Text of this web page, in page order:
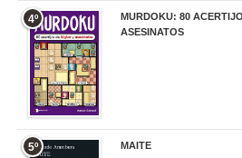
4º
MURDOKU: 80
ASESINATOS
5º MAITE